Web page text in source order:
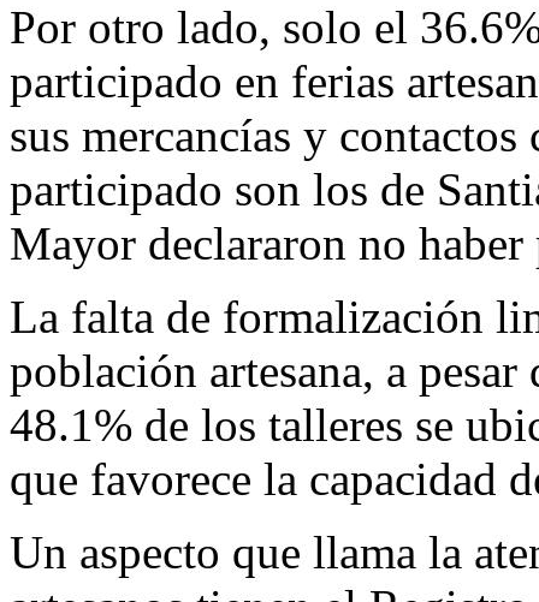
Por otro lado, solo el
participado en ferias
sus mercancías y
participado son los de
Mayor declararon no
La falta de formalización
población artesana, a
48.1% de los talleres se
que favorece la capacidad
Un aspecto que llama la